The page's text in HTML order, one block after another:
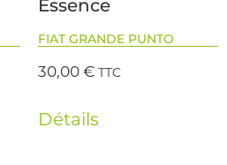
Essence
FIAT GRANDE PUNTO
30,00€ TTC
Détails